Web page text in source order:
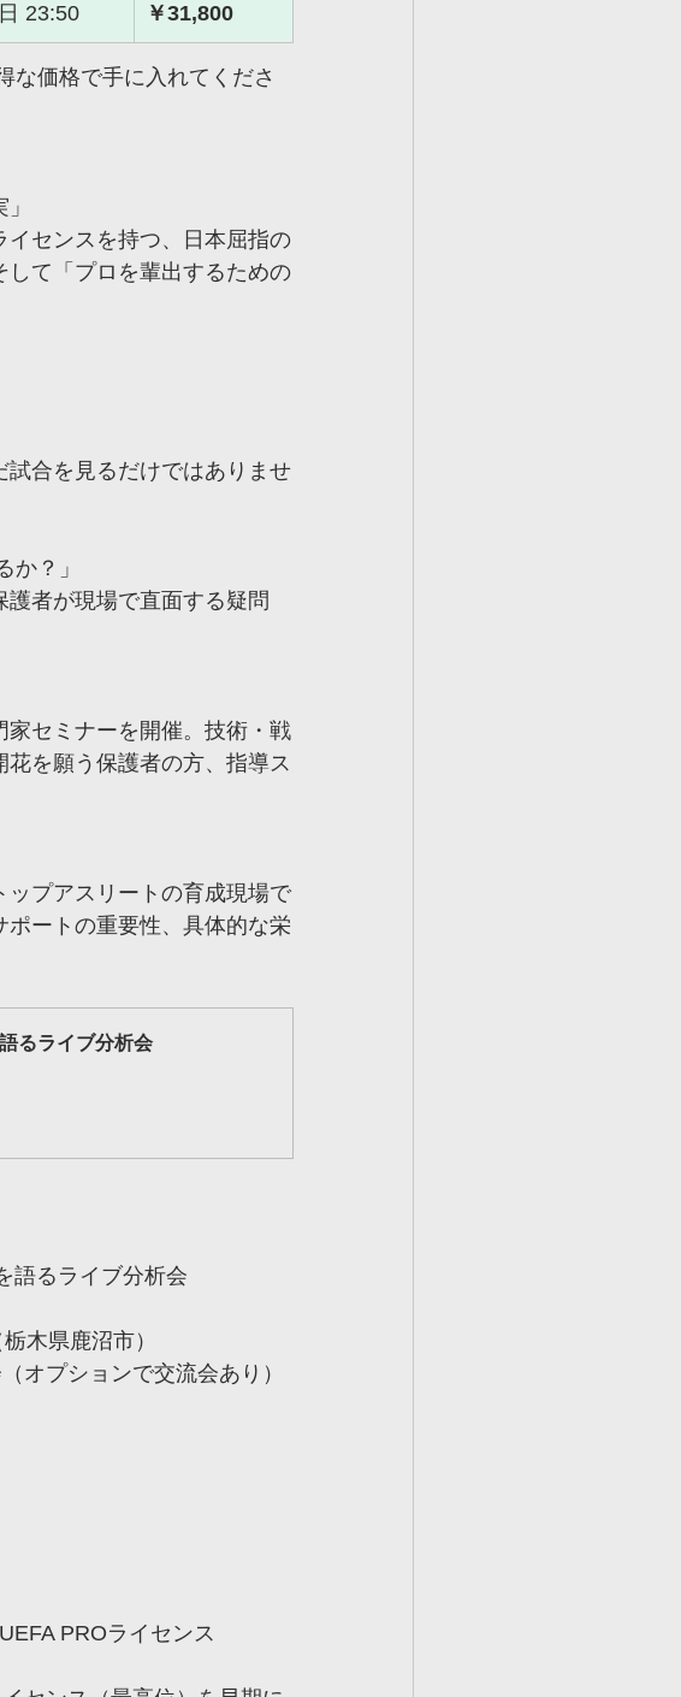
23:50 ￥31,800
な価格で手に入れてくださ
センスを持つ、日本屈指の
て「プロを輩出するための
合を見るだけではありませ
か？」
者が現場で直面する疑問
セミナーを開催。技術・戦
を願う保護者の方、指導ス
プアスリートの育成現場で
ートの重要性、具体的な栄
るライブ分析会
を語るライブ分析会
栃木県鹿沼市）
（オプションで交流会あり）
PROライセンス